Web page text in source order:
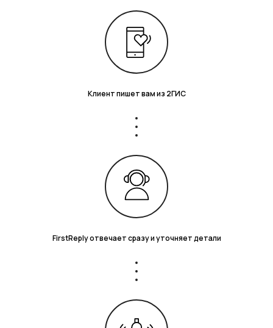
Клиент пишет вам из 2ГИС
FirstReply отвечает сразу и уточняет детали